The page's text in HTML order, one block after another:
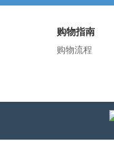
购物指南
购物流程